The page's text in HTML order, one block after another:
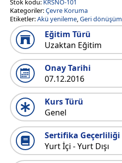
Stok kodu: KRSNO-101
Kategoriler:Çevre Koruma
Etiketler:Akü yenileme,Geri dönüşüm
Eğitim Türü
Uzaktan Eğitim
Onay Tarihi
07.12.2016
Kurs Türü
Genel
Sertifika Geçerliliği
Yurt İçi - Yurt Dışı